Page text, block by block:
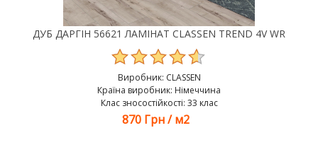
ДУБ ДАРГІН 56621 ЛАМІНАТ CLASSEN TREND 4V WR
Виробник: CLASSEN
Країна виробник: Німеччина
Клас зносостійкості: 33 клас
870 Грн /м2